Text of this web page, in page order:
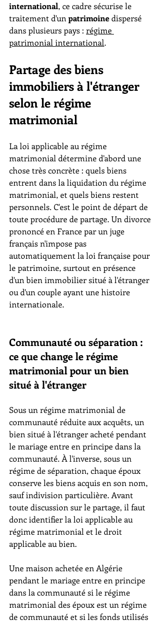
international, ce cadre sécurise le
traitement d'un patrimoine dispersé
dans plusieurs pays : régime
patrimonial international.
Partage des biens
immobiliers à l'étranger
selon le régime
matrimonial
La loi applicable au régime
matrimonial détermine d'abord une
chose très concrète : quels biens
entrent dans la liquidation du régime
matrimonial, et quels biens restent
personnels. C'est le point de départ de
toute procédure de partage. Un divorce
prononcé en France par un juge
français n'impose pas
automatiquement la loi française pour
le patrimoine, surtout en présence
d'un bien immobilier situé à l'étranger
ou d'un couple ayant une histoire
internationale.
Communauté ou séparation :
ce que change le régime
matrimonial pour un bien
situé à l'étranger
Sous un régime matrimonial de
communauté réduite aux acquêts, un
bien situé à l'étranger acheté pendant
le mariage entre en principe dans la
communauté. À l'inverse, sous un
régime de séparation, chaque époux
conserve les biens acquis en son nom,
sauf indivision particulière. Avant
toute discussion sur le partage, il faut
donc identifier la loi applicable au
régime matrimonial et le droit
applicable au bien.
Une maison achetée en Algérie
pendant le mariage entre en principe
dans la communauté si le régime
matrimonial des époux est un régime
de communauté et si les fonds utilisés